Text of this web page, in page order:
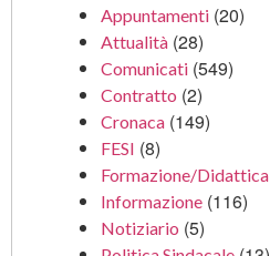
Appuntamenti (20)
Attualità (28)
Comunicati (549)
Contratto (2)
Cronaca (149)
FESI (8)
Formazione/Didattica
Informazione (116)
Notiziario (5)